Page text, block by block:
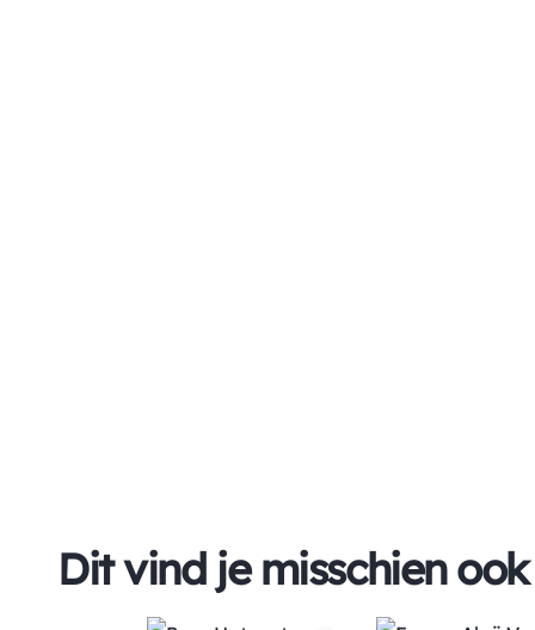
Dit vind je misschien